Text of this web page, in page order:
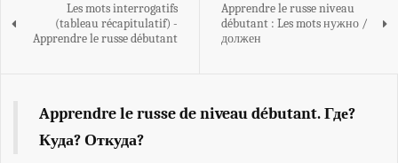
Les mots interrogatifs
(tableau récapitulatif) -
Apprendre le russe débutant
Apprendre le russe niveau
débutant : Les mots нужно /
должен
Apprendre le russe de niveau débutant. Где?
Куда? Откуда?